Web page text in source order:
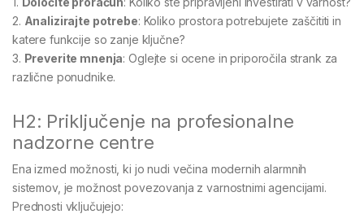
2. Analizirajte potrebe: Koliko prostora potrebujete zaščititi in
katere funkcije so zanje ključne?
3. Preverite mnenja: Oglejte si ocene in priporočila strank za
različne ponudnike.
H2: Priključenje na profesionalne
nadzorne centre
Ena izmed možnosti, ki jo nudi večina modernih alarmnih
sistemov, je možnost povezovanja z varnostnimi agencijami.
Prednosti vključujejo: